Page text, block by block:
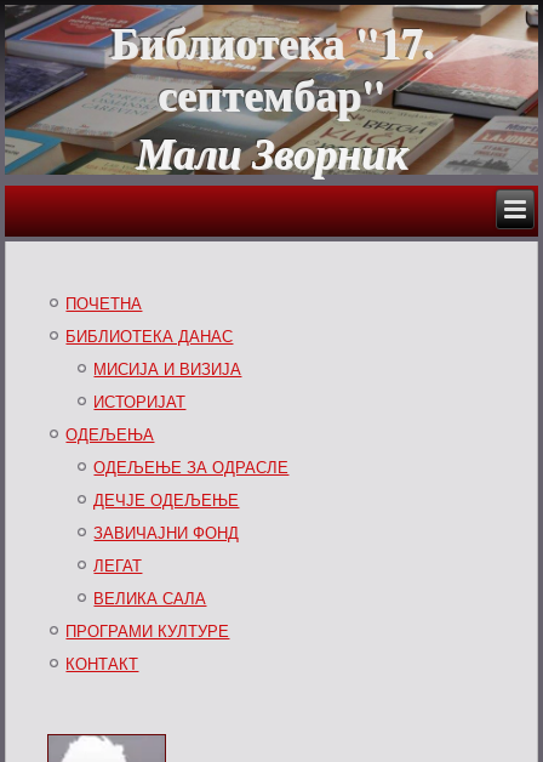
Библиотека "17.
септембар"
Мали Зворник
ПОЧЕТНА
БИБЛИОТЕКА ДАНАС
МИСИЈА И ВИЗИЈА
ИСТОРИЈАТ
ОДЕЉЕЊА
ОДЕЉЕЊЕ ЗА ОДРАСЛЕ
ДЕЧЈЕ ОДЕЉЕЊЕ
ЗАВИЧАЈНИ ФОНД
ЛЕГАТ
ВЕЛИКА САЛА
ПРОГРАМИ КУЛТУРЕ
КОНТАКТ